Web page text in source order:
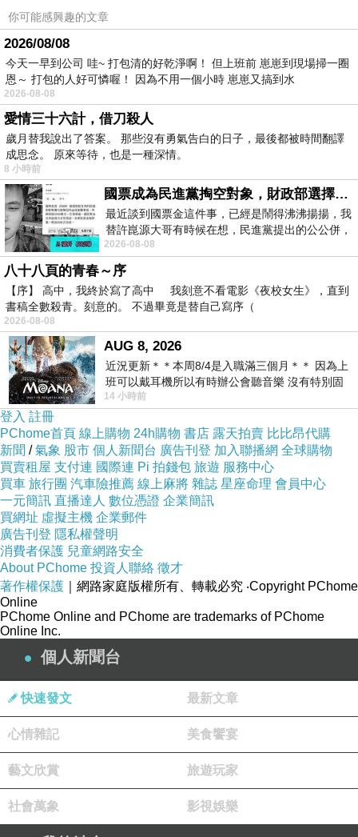
有些開始插秧進行下一期稻作
帶小朋友看農夫插秧的過程也是一種體驗
唯一的好處就是不用人擠人
比人多的竟然是麻雀！
一來是花凋謝了毛毛蟲也長大了
還有鋤耕的農田裡翻出許多蚯蚓
在豐盛的食物下麻雀成群的覓食
[電線上成群的麻雀只是一小部分]
你可能感興趣的文章
2026/08/08
今天一早到公司 哇~ 打包清的好乾淨啊！ 但上班前 崽崽到現場掃一圈
恩～ 打包的人好可憐喔！ 因為不用一個小時 崽崽又搞到水
2026-08-08
愛情三十六計，借刀殺人
歲月替我說出了答案。 那些沒有勇氣告白的日子，最後都被時間翻譯
成思念。 原來等待，也是一種深情。
8 小時前
國票成為民進黨掏空對象，財政部選擇性失憶
最近談到國票金這件事，已經是鬧得沸沸揚揚，我
替許崑源大哥有時候在想，民進黨提出的公公併，
其實就是想要國庫通黨庫，鬧出最大的醜
2026-08-08
八十八頁的青春～序
【序】 高中，我終於寫了高中 我刻意不看電影《夜校女生》，直到
書稿全數殺青。刻意的。 不過畢竟是替自己寫序（
2026-08-08
AUG 8, 2026
近況更新＊＊本周8/4是入職滿三個月＊＊ 因為上
班可以戴耳機所以有時辦公會聽音樂 沒有特別固
定哪天但就是一周某一天會固定聽'90
14 小時前
登入 註冊
PChome首頁 線上購物 24h購物 書店 露天拍賣 比比昂代購
新聞 /氣象 股市 個人新聞台 廣告刊登 加入聯播網 全球購物
買賣租屋 支付連 國際連 Pi 拍錢包 旅遊 服務中心
買車 旅行團 汽車險推薦 線上麻將 雜誌 星座命理 會員中心
一元簡訊 直播達人 數位憑證 企業簡訊
買網址 虛擬主機 企業郵件
廣告刊登 隱私權聲明
消費者保護 兒童網路安全
About PChome 投資人聯絡 徵才
著作權保護 ｜網路家庭版權所有、轉載必究 ‧Copyright PChome
Online
PChome Online and PChome are trademarks of PChome
Online Inc.
個人新聞台
快速發文 最新文章
心情雜記 美食饗宴
藝文欣賞 旅遊玩家
社會萬象 影視娛樂